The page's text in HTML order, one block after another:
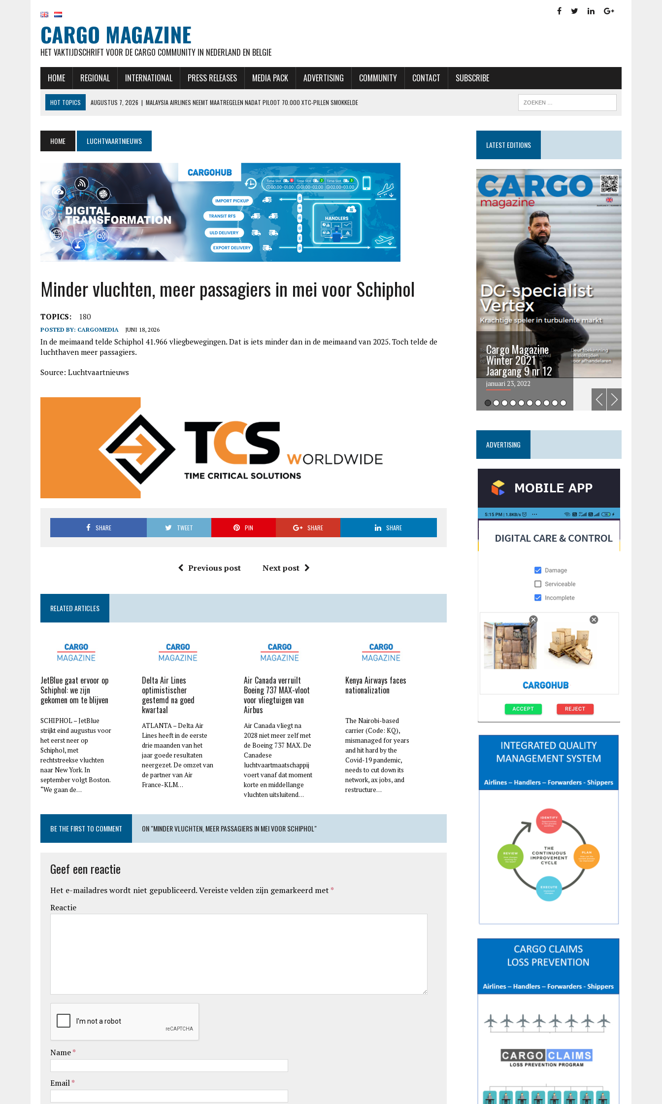
CARGO MAGAZINE
HET VAKTIJDSCHRIFT VOOR DE CARGO COMMUNITY IN NEDERLAND EN BELGIE
HOME REGIONAL INTERNATIONAL PRESS RELEASES MEDIA PACK ADVERTISING COMMUNITY CONTACT SUBSCRIBE
HOT TOPICS AUGUSTUS 7, 2026 | MALAYSIA AIRLINES NEEMT MAATREGELEN NADAT PILOOT 70.000 XTC-PILLEN SMOKKELDE
AUGUSTUS 7, 2026 | NATIONAL AIRLINES VOERT LANGSTE VRACHTVLUCHT MET BOEING 777F OOIT UIT
AUGUSTUS 7, 2026 | STAKING CABINEPERSONEEL NOORSE TAK SAS OP LAATSTE MOMENT AFGEBLAZEN
HOME LUCHTVAARTNIEUWS
Minder vluchten, meer passagiers in mei voor Schiphol
TOPICS: 180
POSTED BY: CARGOMEDIA JUNI 18, 2026
In de meimaand telde Schiphol 41.966 vliegbewegingen. Dat is iets minder dan in de meimaand van 2025. Toch telde de
luchthaven meer passagiers.
Source: Luchtvaartnieuws
SHARE TWEET PIN SHARE SHARE
Previous post Next post
RELATED ARTICLES
JetBlue gaat ervoor op
Schiphol: we zijn
gekomen om te blijven
SCHIPHOL – JetBlue
strijkt eind augustus voor
het eerst neer op
Schiphol, met
rechtstreekse vluchten
naar New York. In
september volgt Boston.
“We gaan de…
Delta Air Lines
optimistischer
gestemd na goed
kwartaal
ATLANTA – Delta Air
Lines heeft in de eerste
drie maanden van het
jaar goede resultaten
neergezet. De omzet van
de partner van Air
France-KLM…
Air Canada verruilt
Boeing 737 MAX-vloot
voor vliegtuigen van
Airbus
Air Canada vliegt na
2028 niet meer zelf met
de Boeing 737 MAX. De
Canadese
luchtvaartmaatschappij
voert vanaf dat moment
korte en middellange
vluchten uitsluitend…
Kenya Airways faces
nationalization
The Nairobi-based
carrier (Code: KQ),
mismanaged for years
and hit hard by the
Covid-19 pandemic,
needs to cut down its
network, ax jobs, and
restructure…
BE THE FIRST TO COMMENT ON "MINDER VLUCHTEN, MEER PASSAGIERS IN MEI VOOR SCHIPHOL"
Geef een reactie
Het e-mailadres wordt niet gepubliceerd.Vereiste velden zijn gemarkeerd met *
Reactie
Name*
Email*
LATEST EDITIONS
Cargo Magazine
Winter 2021
Jaargang 9 nr 12
januari 23, 2022
ADVERTISING